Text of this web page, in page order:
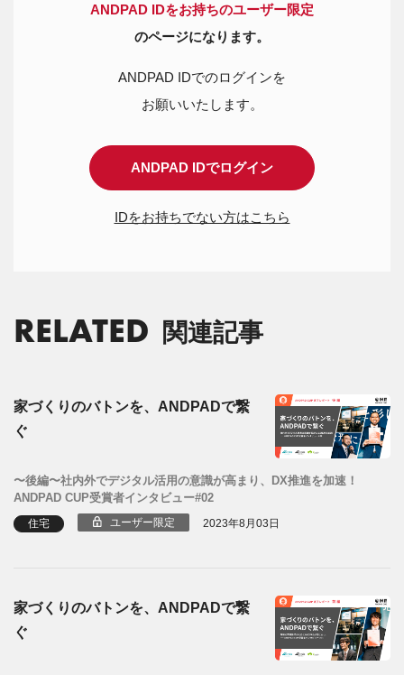
ANDPAD IDをお持ちのユーザー限定
のページになります。
ANDPAD IDでのログインを
お願いいたします。
ANDPAD IDでログイン
IDをお持ちでない方はこちら
RELATED 関連記事
家づくりのバトンを、ANDPADで繋
ぐ
〜後編〜社内外でデジタル活用の意識が高まり、DX推進を加速！
ANDPAD CUP受賞者インタビュー#02
住宅 ユーザー限定 2023年8月03日
家づくりのバトンを、ANDPADで繋
ぐ